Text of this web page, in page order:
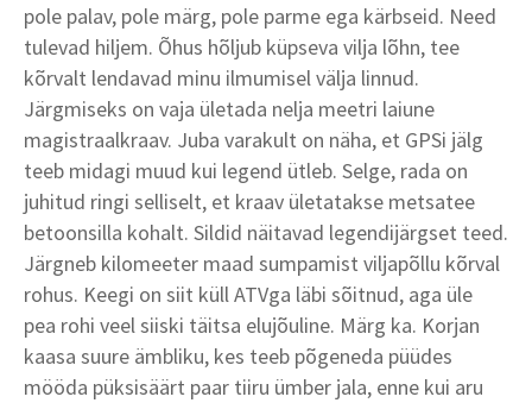
pole palav, pole märg, pole parme ega kärbseid. Need
tulevad hiljem. Õhus hõljub küpseva vilja lõhn, tee
kõrvalt lendavad minu ilmumisel välja linnud.
Järgmiseks on vaja ületada nelja meetri laiune
magistraalkraav. Juba varakult on näha, et GPSi jälg
teeb midagi muud kui legend ütleb. Selge, rada on
juhitud ringi selliselt, et kraav ületatakse metsatee
betoonsilla kohalt. Sildid näitavad legendijärgset teed.
Järgneb kilomeeter maad sumpamist viljapõllu kõrval
rohus. Keegi on siit küll ATVga läbi sõitnud, aga üle
pea rohi veel siiski täitsa elujõuline. Märg ka. Korjan
kaasa suure ämbliku, kes teeb põgeneda püüdes
mööda püksisäärt paar tiiru ümber jala, enne kui aru